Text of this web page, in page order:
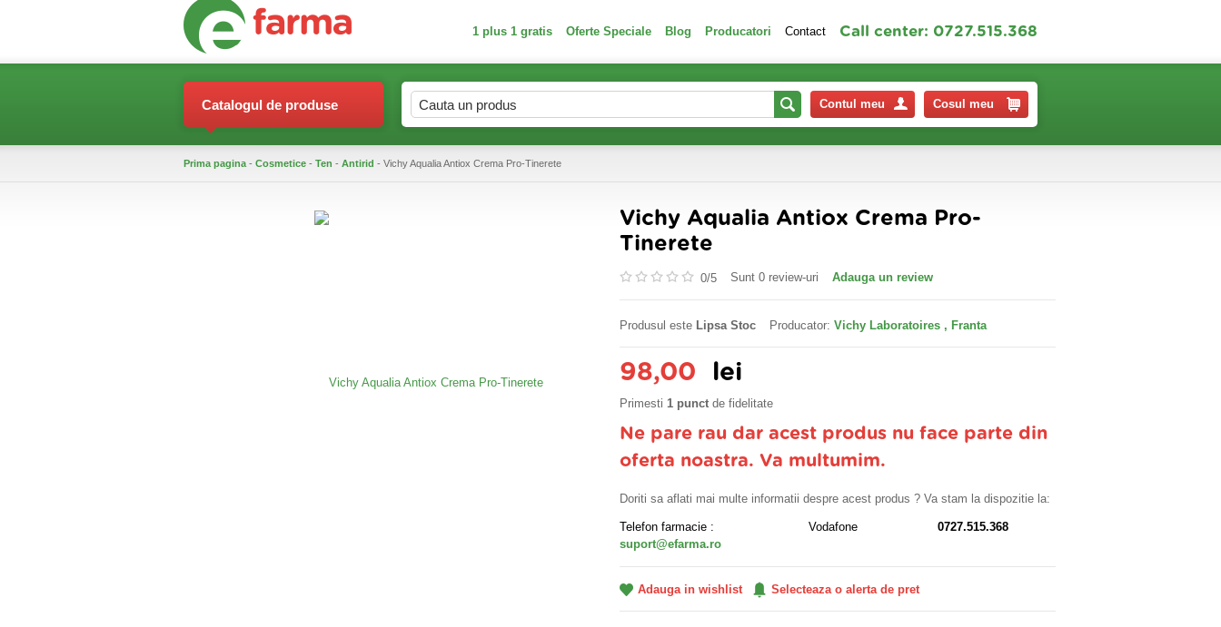
1 plus 1 gratis Oferte Speciale Blog Producatori Contact Call center: 0727.515.368
Catalogul de produse Contul meu Cosul meu
Prima pagina - Cosmetice - Ten - Antirid - Vichy Aqualia Antiox Crema Pro-Tinerete
Vichy Aqualia Antiox Crema Pro-
Tinerete
0/5 Sunt 0 review-uri Adauga un review
Produsul este Lipsa Stoc Producator: Vichy Laboratoires , Franta
98,00 lei
Primesti 1 punct de fidelitate
Ne pare rau dar acest produs nu face parte din
oferta noastra. Va multumim.
Doriti sa aflati mai multe informatii despre acest produs ? Va stam la dispozitie la:
Telefon farmacie : Vodafone
0727.515.368
suport@efarma.ro
Adauga in wishlist Selecteaza o alerta de pret